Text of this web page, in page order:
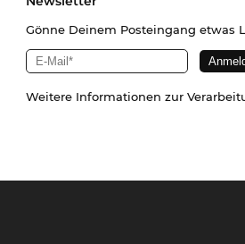
Gönne Deinem Posteingang etwas
Weitere Informationen zur